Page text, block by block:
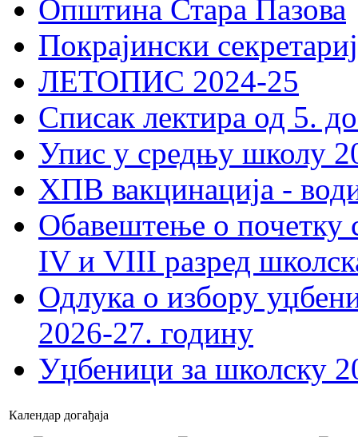
Општина Стара Пазова
Покрајински
ЛЕТОПИС 2024-25
Списак лектира од 5.
Упис у средњу школу
ХПВ вакцинација -
Обавештење о почетку
IV и VIII разред
Одлука о избору
2026-27. годину
Уџбеници за школску
Календар догађаја